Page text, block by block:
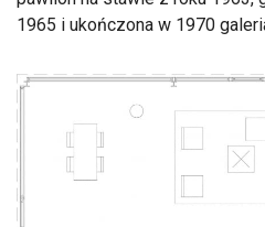
1965 i ukończona w 1970